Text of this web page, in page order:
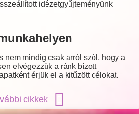
idézetgyűjteményünk
nem mindig csak arról szól, hogy a
elvégezzük a ránk bízott
érjük el a kitűzött célokat.
cikkek